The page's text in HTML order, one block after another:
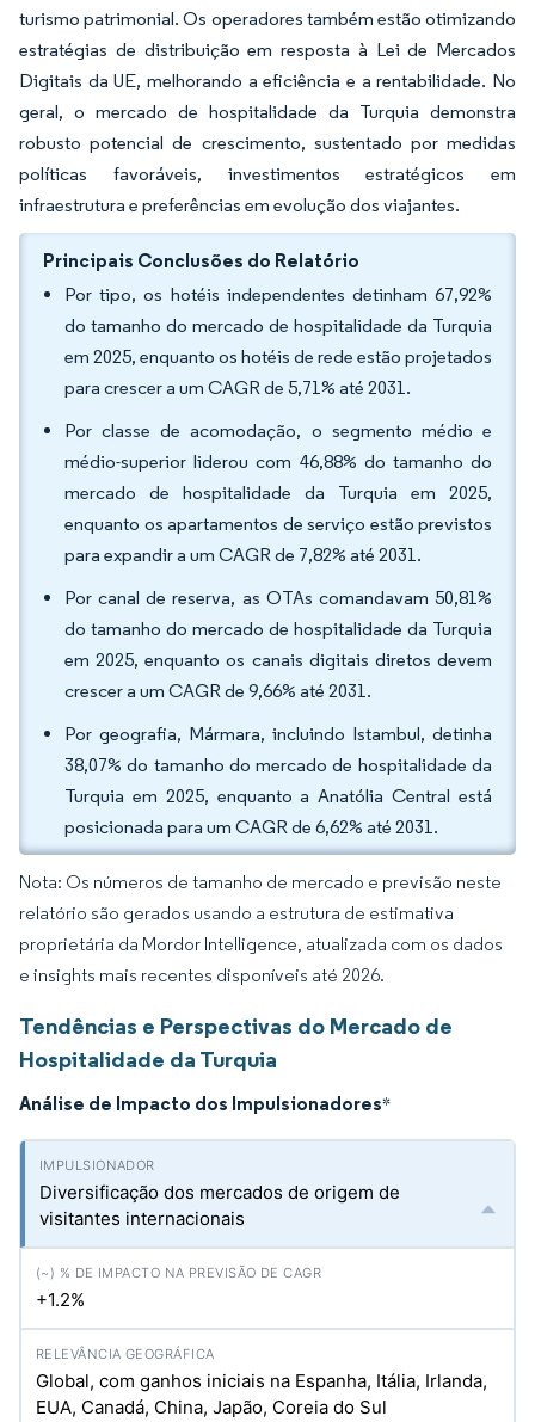
turismo patrimonial. Os operadores também estão otimizando
estratégias de distribuição em resposta à Lei de Mercados
Digitais da UE, melhorando a eficiência e a rentabilidade. No
geral, o mercado de hospitalidade da Turquia demonstra
robusto potencial de crescimento, sustentado por medidas
políticas favoráveis, investimentos estratégicos em
infraestrutura e preferências em evolução dos viajantes.
Principais Conclusões do Relatório
Por tipo, os hotéis independentes detinham 67,92%
do tamanho do mercado de hospitalidade da Turquia
em 2025, enquanto os hotéis de rede estão projetados
para crescer a um CAGR de 5,71% até 2031.
Por classe de acomodação, o segmento médio e
médio-superior liderou com 46,88% do tamanho do
mercado de hospitalidade da Turquia em 2025,
enquanto os apartamentos de serviço estão previstos
para expandir a um CAGR de 7,82% até 2031.
Por canal de reserva, as OTAs comandavam 50,81%
do tamanho do mercado de hospitalidade da Turquia
em 2025, enquanto os canais digitais diretos devem
crescer a um CAGR de 9,66% até 2031.
Por geografia, Mármara, incluindo Istambul, detinha
38,07% do tamanho do mercado de hospitalidade da
Turquia em 2025, enquanto a Anatólia Central está
posicionada para um CAGR de 6,62% até 2031.
Nota: Os números de tamanho de mercado e previsão neste
relatório são gerados usando a estrutura de estimativa
proprietária da Mordor Intelligence, atualizada com os dados
e insights mais recentes disponíveis até 2026.
Tendências e Perspectivas do Mercado de
Hospitalidade da Turquia
Análise de Impacto dos Impulsionadores*
Diversificação dos mercados de origem de
visitantes internacionais
+1.2%
Global, com ganhos iniciais na Espanha, Itália, Irlanda,
EUA, Canadá, China, Japão, Coreia do Sul